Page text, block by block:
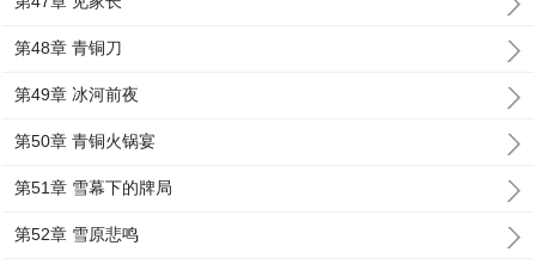
第48章 青铜刀
第49章 冰河前夜
第50章 青铜火锅宴
第51章 雪幕下的牌局
第52章 雪原悲鸣